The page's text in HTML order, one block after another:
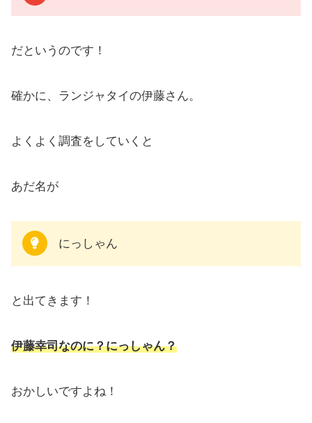
だというのです！
確かに、ランジャタイの伊藤さん。
よくよく調査をしていくと
あだ名が
にっしゃん
と出てきます！
伊藤幸司なのに？にっしゃん？
おかしいですよね！